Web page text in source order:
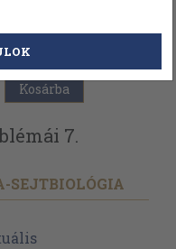
Kosárba
7.
SEJTBIOLÓGIA